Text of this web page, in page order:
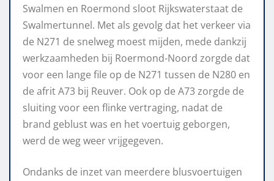
Swalmen en Roermond sloot Rijkswaterstaat de
Swalmertunnel. Met als gevolg dat het verkeer via
de N271 de snelweg moest mijden, mede dankzij
werkzaamheden bij Roermond-Noord zorgde dat
voor een lange file op de N271 tussen de N280 en
de afrit A73 bij Reuver. Ook op de A73 zorgde de
sluiting voor een flinke vertraging, nadat de
brand geblust was en het voertuig geborgen,
werd de weg weer vrijgegeven.
Ondanks de inzet van meerdere blusvoertuigen